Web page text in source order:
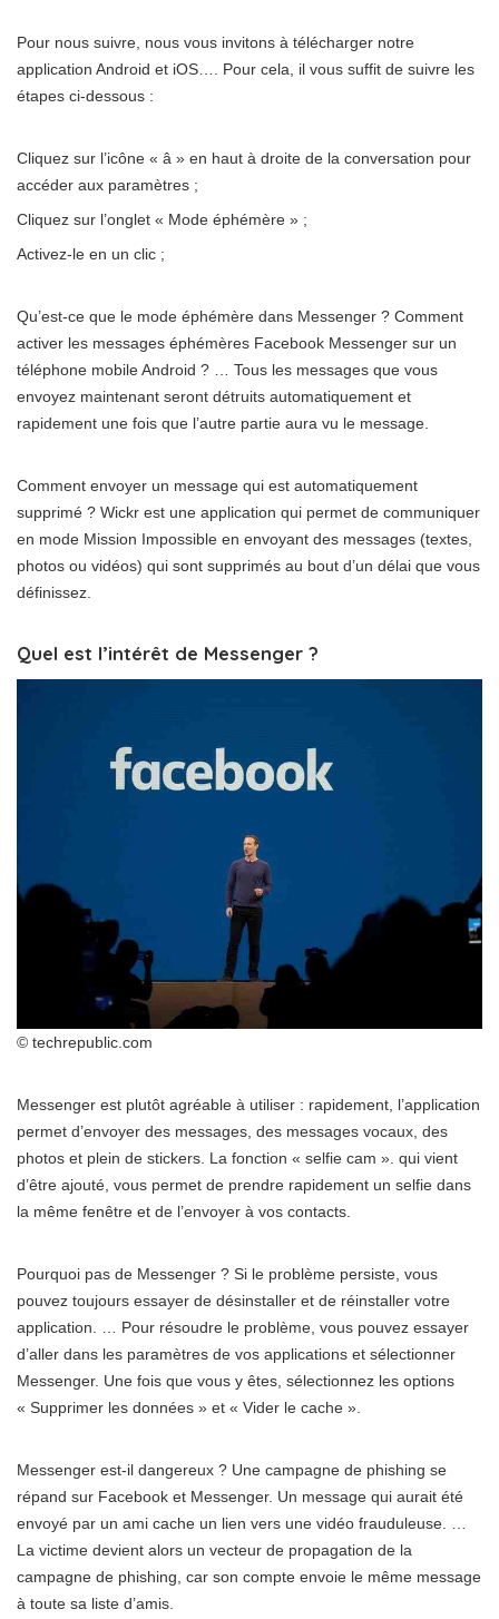
Pour nous suivre, nous vous invitons à télécharger notre
application Android et iOS…. Pour cela, il vous suffit de suivre les
étapes ci-dessous :
Cliquez sur l’icône « â » en haut à droite de la conversation pour
accéder aux paramètres ;
Cliquez sur l’onglet « Mode éphémère » ;
Activez-le en un clic ;
Qu’est-ce que le mode éphémère dans Messenger ? Comment
activer les messages éphémères Facebook Messenger sur un
téléphone mobile Android ? … Tous les messages que vous
envoyez maintenant seront détruits automatiquement et
rapidement une fois que l’autre partie aura vu le message.
Comment envoyer un message qui est automatiquement
supprimé ? Wickr est une application qui permet de communiquer
en mode Mission Impossible en envoyant des messages (textes,
photos ou vidéos) qui sont supprimés au bout d’un délai que vous
définissez.
Quel est l’intérêt de Messenger ?
© techrepublic.com
Messenger est plutôt agréable à utiliser : rapidement, l’application
permet d’envoyer des messages, des messages vocaux, des
photos et plein de stickers. La fonction « selfie cam ». qui vient
d’être ajouté, vous permet de prendre rapidement un selfie dans
la même fenêtre et de l’envoyer à vos contacts.
Pourquoi pas de Messenger ? Si le problème persiste, vous
pouvez toujours essayer de désinstaller et de réinstaller votre
application. … Pour résoudre le problème, vous pouvez essayer
d’aller dans les paramètres de vos applications et sélectionner
Messenger. Une fois que vous y êtes, sélectionnez les options
« Supprimer les données » et « Vider le cache ».
Messenger est-il dangereux ? Une campagne de phishing se
répand sur Facebook et Messenger. Un message qui aurait été
envoyé par un ami cache un lien vers une vidéo frauduleuse. …
La victime devient alors un vecteur de propagation de la
campagne de phishing, car son compte envoie le même message
à toute sa liste d’amis.